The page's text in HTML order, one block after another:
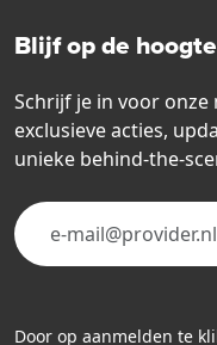
Blijf op de hoogte
Schrijf je in voor
exclusieve acties,
unieke behind-the-
Door op aanmelden te